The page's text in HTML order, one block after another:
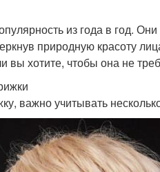
из года в год.
природную красоту
вы хотите, чтобы она не
важно учитывать